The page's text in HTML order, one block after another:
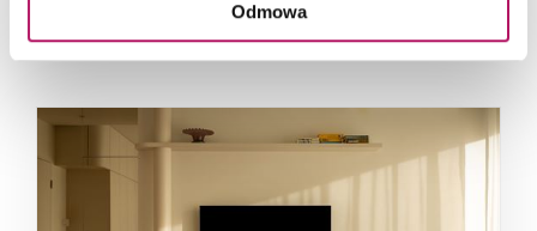
Odmowa
NAJNOWSZE ARTYKUŁY